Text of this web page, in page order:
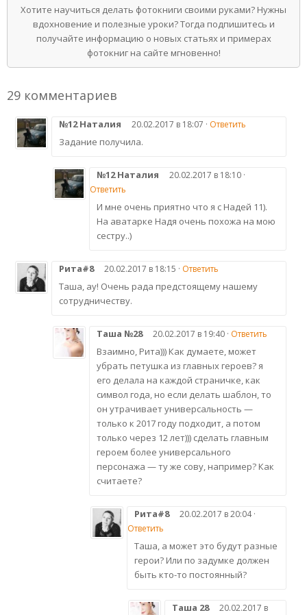
Хотите научиться делать фотокниги своими руками? Нужны
вдохновение и полезные уроки? Тогда подпишитесь и
получайте информацию о новых статьях и примерах
фотокниг на сайте мгновенно!
29 комментариев
№12 Наталия 20.02.2017 в 18:07 · Ответить
Задание получила.
№12 Наталия
20.02.2017 в 18:10 ·
Ответить
И мне очень приятно что я с Надей 11).
На аватарке Надя очень похожа на мою
сестру..)
Рита#8 20.02.2017 в 18:15 · Ответить
Таша, ау! Очень рада предстоящему нашему
сотрудничеству.
Таша №28 20.02.2017 в 19:40 · Ответить
Взаимно, Рита))) Как думаете, может
убрать петушка из главных героев? я
его делала на каждой страничке, как
символ года, но если делать шаблон, то
он утрачивает универсальность —
только к 2017 году подходит, а потом
только через 12 лет))) сделать главным
героем более универсального
персонажа — ту же сову, например? Как
считаете?
Рита#8
20.02.2017 в 20:04 ·
Ответить
Таша, а может это будут разные
герои? Или по задумке должен
быть кто-то постоянный?
Таша 28
20.02.2017 в